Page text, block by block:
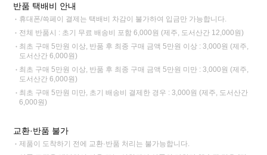
반품 택배비 안내
휴대폰/쓱페이 결제는 택배비 차감이 불가하여 입금만 가능합니다.
전체 반품시 : 초기 무료 배송비 포함 6,000원 (제주, 도서산간 12,000원)
최초 구매 5만원 이상, 반품 후 최종 구매 금액 5만원 이상 : 3,000원 (제주,
도서산간 6,000원)
최초 구매 5만원 이상, 반품 후 최종 구매 금액 5만원 미만 : 3,000원 (제주,
도서산간 6,000원)
최초 구매 5만원 미만, 초기 배송비 결제한 경우 : 3,000원 (제주, 도서산간
6,000원)
교환·반품 불가
제품이 도착하기 전에 교환·반품 처리는 불가능합니다.